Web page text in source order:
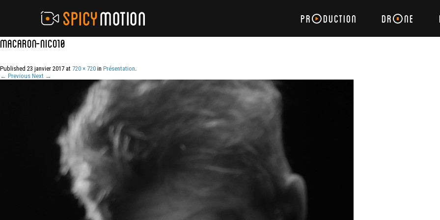
PR DUCTION DR NE
macaron-nico10
Published 23 janvier 2017 at 720 × 720 in Présentation.
← Previous Next →